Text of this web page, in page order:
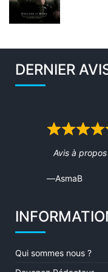
DERNIER
Rated
Avis à
AsmaB
Qui sommes nous ?